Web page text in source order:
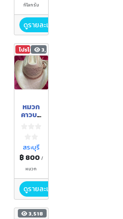
กิโลกรัม
ดูรายละเอียด
โปรโมชัน3,030
หมวก
คาวบอ
สระบุรี
฿ 800 /
หมวก
ดูรายละเอียด
3,518